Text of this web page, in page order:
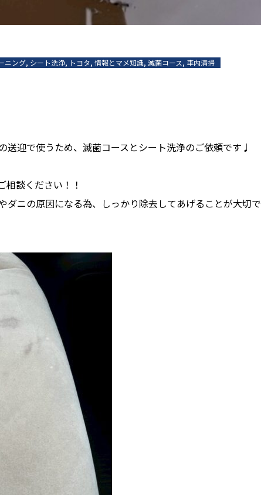
ニング, シート洗浄, トヨタ, 情報とマメ知識, 滅菌コース, 車内清掃
送迎で使うため、滅菌コースとシート洗浄のご依頼です♩
相談ください！！
ダニの原因になる為、しっかり除去してあげることが大切